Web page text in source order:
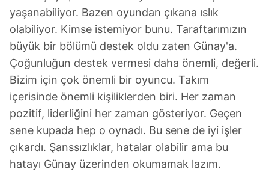
ilgili mevzuata uygun olarak kullanılan çerezlerle ilgili bilgi
almak için lütfentıklayınız.
yaşanabiliyor. Bazen oyundan çıkana ıslık
olabiliyor. Kimse istemiyor bunu. Taraftarımızın
büyük bir bölümü destek oldu zaten Günay'a.
Çoğunluğun destek vermesi daha önemli, değerli.
Bizim için çok önemli bir oyuncu. Takım
içerisinde önemli kişiliklerden biri. Her zaman
pozitif, liderliğini her zaman gösteriyor. Geçen
sene kupada hep o oynadı. Bu sene de iyi işler
çıkardı. Şanssızlıklar, hatalar olabilir ama bu
hatayı Günay üzerinden okumamak lazım.